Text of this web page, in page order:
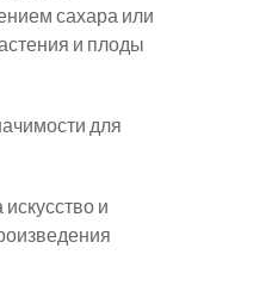
сахара или
и плоды
для
и